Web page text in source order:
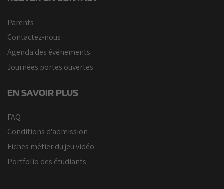
Parents
Contactez-nous
Agenda des événements
Journées portes ouvertes
EN SAVOIR PLUS
FAQ
Conditions d'admission
Fiches métier du jeu vidéo
Portfolio des étudiants